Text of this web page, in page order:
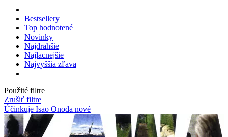
Bestsellery
Top hodnotené
Novinky
Najdrahšie
Najlacnejšie
Najvyššia zľava
Použité filtre
Zrušiť filtre
Účinkuje Isao Onoda nové